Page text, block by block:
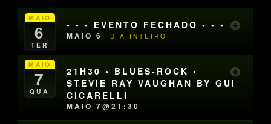
MAIO
6
TER
• • • EVENTO FECHADO • • •
MAIO 6 DIA INTEIRO
MAIO
7
QUA
21H30 • BLUES-ROCK •
STEVIE RAY VAUGHAN BY GUI
CICARELLI
MAIO 7@21:30